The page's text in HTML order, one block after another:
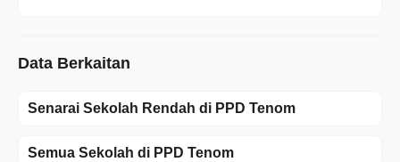
Data Berkaitan
Senarai Sekolah Rendah di PPD Tenom
Semua Sekolah di PPD Tenom